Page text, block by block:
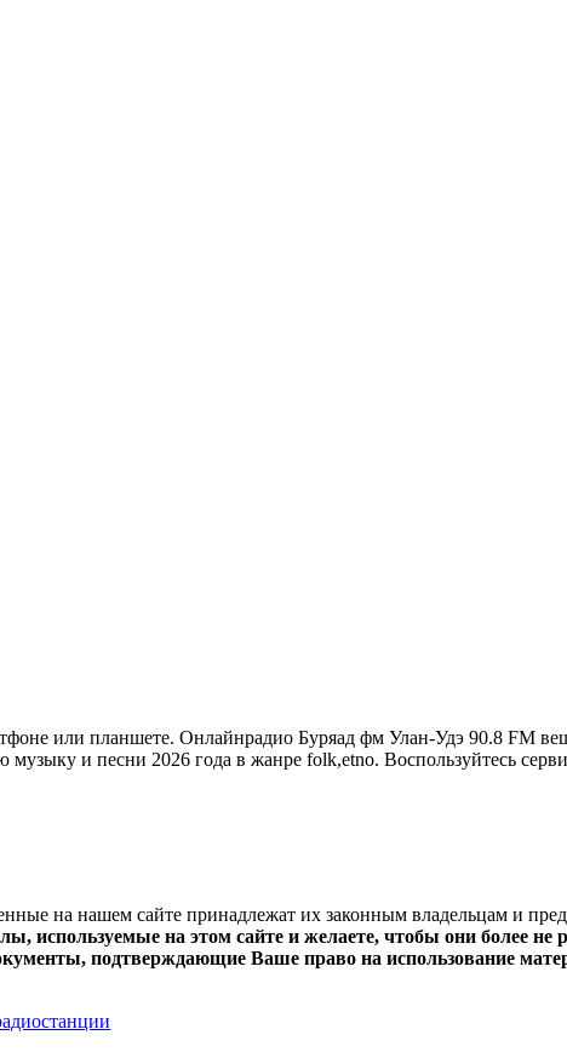
или планшете. Онлайнрадио Буряад фм Улан-Удэ 90.8 FM
и песни 2026 года в жанре folk,etno. Воспользуйтесь
на нашем сайте принадлежат их законным владельцам и
используемые на этом сайте и желаете, чтобы они более не
подтверждающие Ваше право на использование